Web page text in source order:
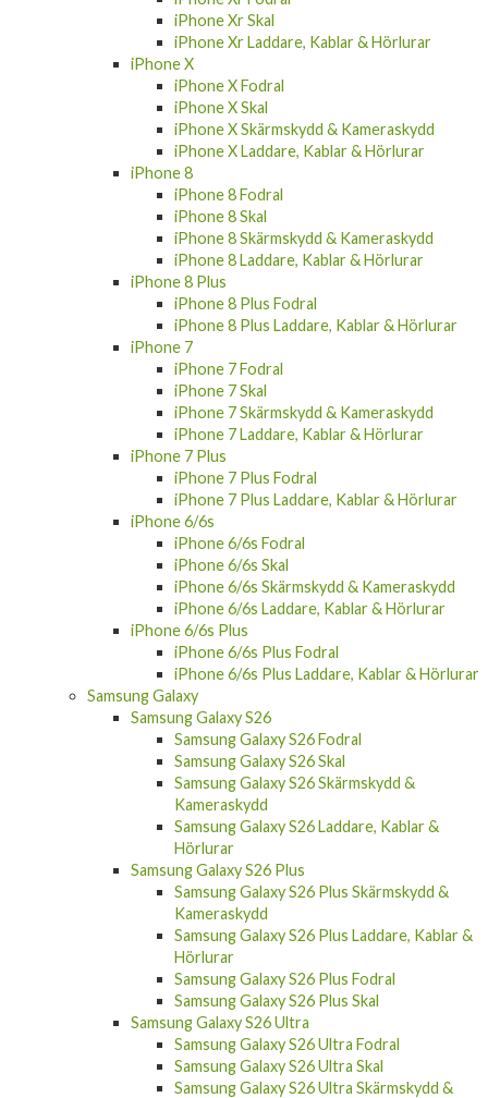
iPhone Xr Laddare, Kablar & Hörlurar
iPhone X
iPhone X Fodral
iPhone X Skal
iPhone X Skärmskydd & Kameraskydd
iPhone X Laddare, Kablar & Hörlurar
iPhone 8
iPhone 8 Fodral
iPhone 8 Skal
iPhone 8 Skärmskydd & Kameraskydd
iPhone 8 Laddare, Kablar & Hörlurar
iPhone 8 Plus
iPhone 8 Plus Fodral
iPhone 8 Plus Laddare, Kablar & Hörlurar
iPhone 7
iPhone 7 Fodral
iPhone 7 Skal
iPhone 7 Skärmskydd & Kameraskydd
iPhone 7 Laddare, Kablar & Hörlurar
iPhone 7 Plus
iPhone 7 Plus Fodral
iPhone 7 Plus Laddare, Kablar & Hörlurar
iPhone 6/6s
iPhone 6/6s Fodral
iPhone 6/6s Skal
iPhone 6/6s Skärmskydd & Kameraskydd
iPhone 6/6s Laddare, Kablar & Hörlurar
iPhone 6/6s Plus
iPhone 6/6s Plus Fodral
iPhone 6/6s Plus Laddare, Kablar & Hörlurar
Samsung Galaxy
Samsung Galaxy S26
Samsung Galaxy S26 Fodral
Samsung Galaxy S26 Skal
Samsung Galaxy S26 Skärmskydd &
Kameraskydd
Samsung Galaxy S26 Laddare, Kablar &
Hörlurar
Samsung Galaxy S26 Plus
Samsung Galaxy S26 Plus Skärmskydd &
Kameraskydd
Samsung Galaxy S26 Plus Laddare, Kablar &
Hörlurar
Samsung Galaxy S26 Plus Fodral
Samsung Galaxy S26 Plus Skal
Samsung Galaxy S26 Ultra
Samsung Galaxy S26 Ultra Fodral
Samsung Galaxy S26 Ultra Skal
Samsung Galaxy S26 Ultra Skärmskydd &
Kameraskydd